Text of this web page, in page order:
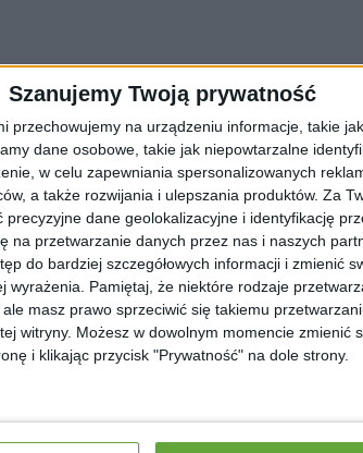
Szanujemy Twoją prywatność
przechowujemy na urządzeniu informacje, takie
dane osobowe, takie jak niepowtarzalne
w celu zapewniania spersonalizowanych
a także rozwijania i ulepszania produktów. Za
precyzyjne dane geolokalizacyjne i identyfikację
na przetwarzanie danych przez nas i naszych
do bardziej szczegółowych informacji i zmienić
wyrażenia.
Pamiętaj, że niektóre rodzaje
masz prawo sprzeciwić się takiemu
witryny. Możesz w dowolnym momencie zmienić
i klikając przycisk "Prywatność" na dole strony.